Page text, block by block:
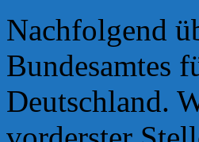
Nachfolgend
Bundesamtes
Deutschland.